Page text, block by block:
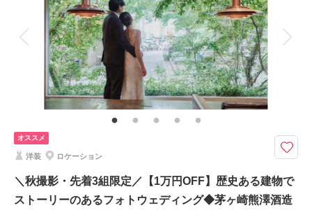
相談予約する
来店・オンライン
撮影日の空き
を確認する
アルバム データ 100 カット 台紙付写真
衣装追加 会食 挙式
家族と撮影 家族用衣装レンタル ペットと撮影
その他含むもの
100カットデータ（納期約3週間/レタッチ済）・ヘアメイク・撮影アテン
ド・アクセサリー類レンタル・ベールレンタル・ブーケ＆ブートニアレンタ
9・10・11月撮影◆ひと月3組限定◆茅ヶ崎もしくは辻堂海岸をロケ地にお
選びいただけます
⚫︎茅ヶ崎サザンビーチ周辺or辻堂海岸等、近隣のビーチロケーション撮影
⚫︎データ：約100カット（色味補正等レタッチ済）
⚫︎納期：約3週間
オススメ
洋装 ロケーション
＼秋撮影・先着3組限定／【1万円OFF】歴史ある建物で
ストーリーのあるフォトウェディング◆茅ヶ崎熊澤酒造